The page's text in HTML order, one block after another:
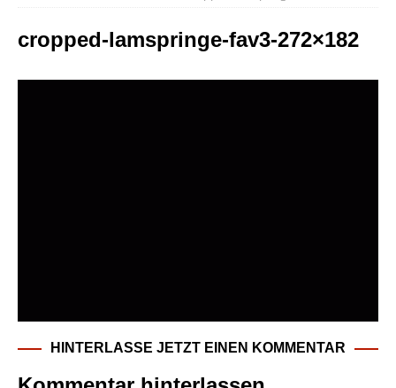
cropped-lamspringe-fav3-272×182
HINTERLASSE JETZT EINEN KOMMENTAR